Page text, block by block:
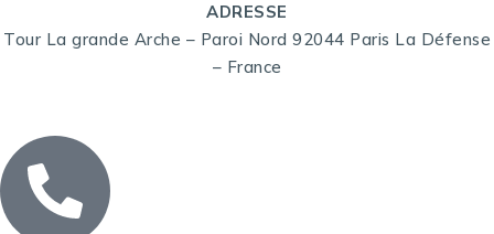
ADRESSE
Tour La grande Arche – Paroi Nord 92044 Paris La Défense
– France